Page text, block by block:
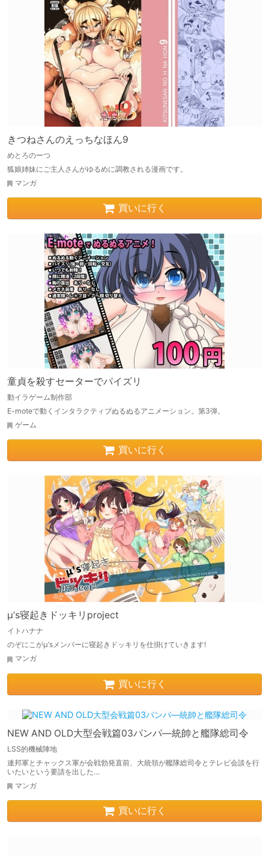
きつねさんのえっちなほん9
めとろのーつ
狐娘姉妹にご主人さんがゆるめに調教される漫画です。
マンガ
買いに行く
童貞を殺すセーターでパイズリ
動イラゲーム制作部
E-moteで動くインタラクティブぬるぬるアニメーション。第3弾。
ゲーム
買いに行く
μ’s寝起きドッキリproject
イトハナナ
のぞにこがμ’sメンバーに寝起きドッキリを仕掛けていきます!
マンガ
買いに行く
NEW AND OLD大型会戦篇03パンパ―統帥と艦隊総司令
LSS的機械陣地
連邦軍とチャックス軍が会戦勃発直前、大統領が艦隊総司令とテレビ会談を行
いたいという要請を出した…
マンガ
買いに行く